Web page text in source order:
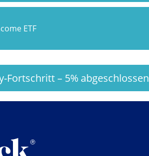
ETF
Fortschritt– 5% abgeschlossen